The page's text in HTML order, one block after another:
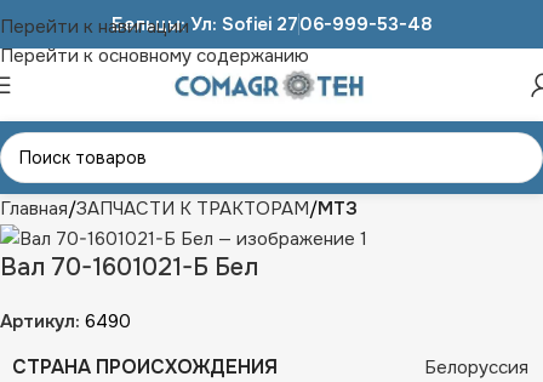
Перейти к навигации
Перейти к основному содержанию
Бельцы: Ул: Sofiei 2706-999-53-48
Главная ЗАПЧАСТИ К ТРАКТОРАМ МТЗ
Вал 70-1601021-Б Бел
Артикул: 6490
СТРАНА ПРОИСХОЖДЕНИЯ
Белоруссия